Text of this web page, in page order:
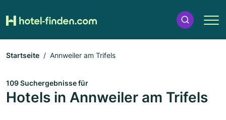
Startseite Annweiler am Trifels
109 Suchergebnisse für
Hotels in Annweiler am Trifels